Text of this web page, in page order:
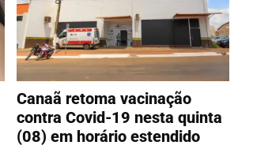
Canaã retoma vacinação
contra Covid-19 nesta quinta
(08) em horário estendido